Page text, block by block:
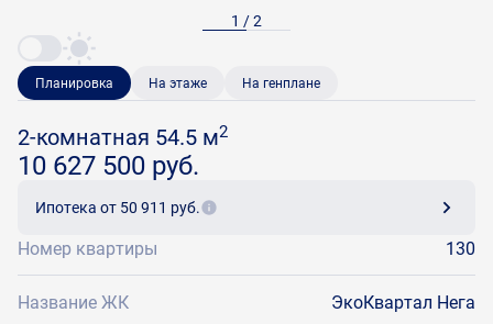
1 / 2
Планировка На этаже На генплане
2-комнатная 54.5 м2
10 627 500 руб.
Ипотека от 50 911 руб.
Номер квартиры 130
Название ЖК ЭкоКвартал Нега